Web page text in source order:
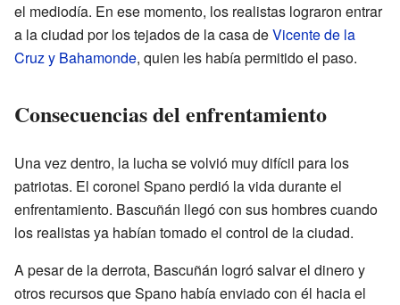
el mediodía. En ese momento, los realistas lograron entrar
a la ciudad por los tejados de la casa deVicente de la
Cruz y Bahamonde, quien les había permitido el paso.
Consecuencias del enfrentamiento
Una vez dentro, la lucha se volvió muy difícil para los
patriotas. El coronel Spano perdió la vida durante el
enfrentamiento. Bascuñán llegó con sus hombres cuando
los realistas ya habían tomado el control de la ciudad.
A pesar de la derrota, Bascuñán logró salvar el dinero y
otros recursos que Spano había enviado con él hacia el